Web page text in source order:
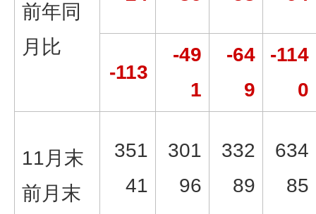
前年同
月比
-113
-49
1
-64
9
-114
0
11月末
前月末
351
41
301
96
332
89
634
85